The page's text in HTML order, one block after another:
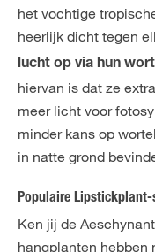
het vochtige
heerlijk dicht tegen
lucht op via hun
hiervan is dat ze
meer licht voor
minder kans op
in natte grond
Populaire Lipstickplant-
Ken jij de
hangplanten hebben